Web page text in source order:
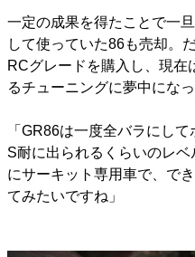
一定の成果を得たことで一
して使っていた86も売却。
RCグレードを購入し、現在
るチューニングに夢中になっ
「GR86は一度全バラにし
S耐に出られるくらいのレ
にサーキット専用車で、で
てみたいですね」